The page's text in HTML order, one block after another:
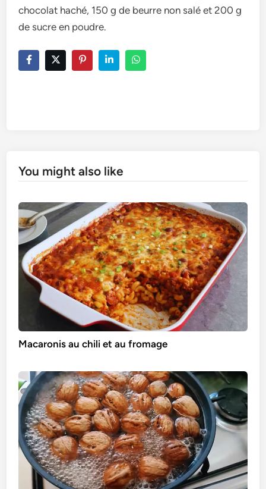
chocolat haché, 150 g de beurre non salé et 200 g
de sucre en poudre.
You might also like
Macaronis au chili et au fromage